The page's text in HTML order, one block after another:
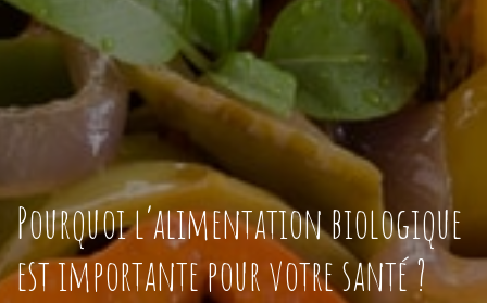
Pourquoi l’alimentation biologique
est importante pour votre santé ?